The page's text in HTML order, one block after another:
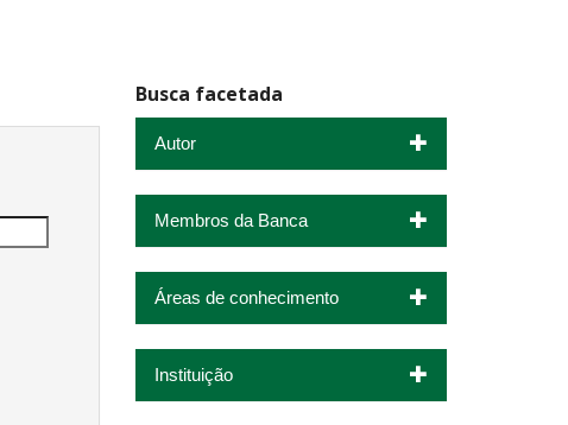
Busca facetada
Autor
Membros da Banca
Áreas de conhecimento
Instituição